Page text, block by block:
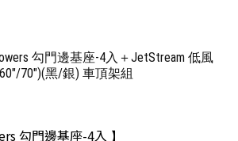
勾門邊基座-4入＋JetStream 低風
70")(黑/銀) 車頂架組
勾門邊基座-4入 】